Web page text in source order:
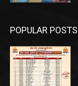
POPULAR POSTS